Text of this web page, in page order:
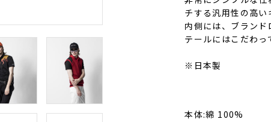
チする汎用性の高い
内側には、ブランド
テールにはこだわっ
※日本製
本体:綿 100%